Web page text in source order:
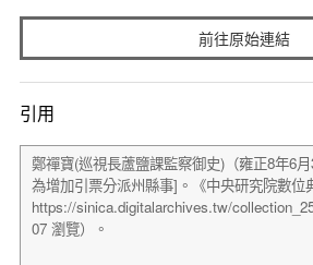
前往原始連結
引用